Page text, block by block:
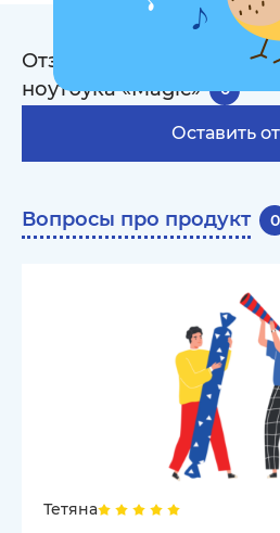
Отзывы на
ноутбука «Magic»
0
Оставить
Вопросы про продукт 0
Тетяна